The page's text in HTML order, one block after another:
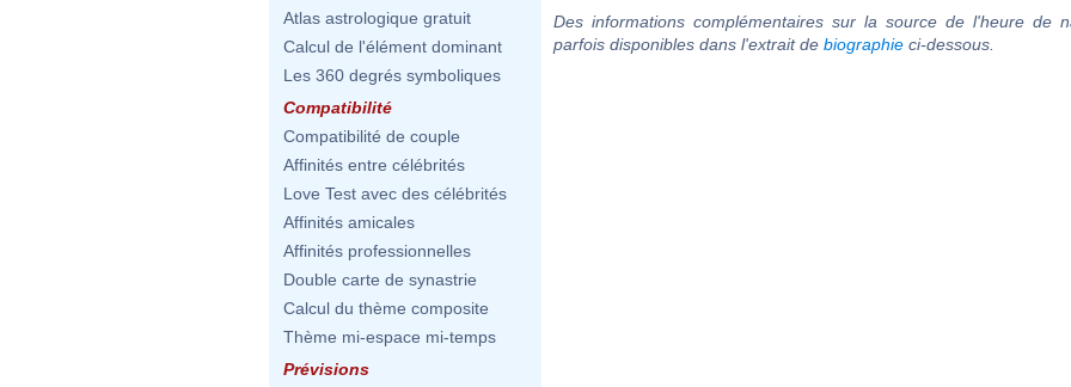
Atlas astrologique gratuit
Calcul de l'élément dominant
Les 360 degrés symboliques
Compatibilité
Compatibilité de couple
Affinités entre célébrités
Love Test avec des célébrités
Affinités amicales
Affinités professionnelles
Double carte de synastrie
Calcul du thème composite
Thème mi-espace mi-temps
Prévisions
Des informations complémentaires sur la source de l'heure de
parfois disponibles dans l'extrait de biographie ci-dessous.